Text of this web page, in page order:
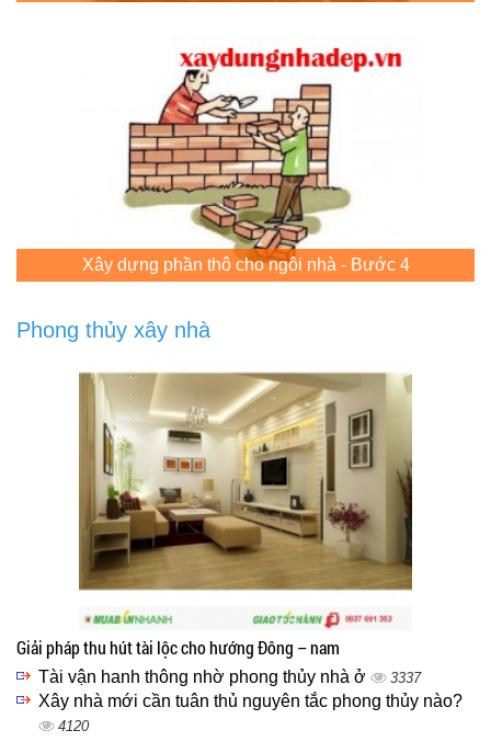
Xây dựng phần thô cho ngôi nhà - Bước 4
Phong thủy xây nhà
Giải pháp thu hút tài lộc cho hướng Đông – nam
Tài vận hanh thông nhờ phong thủy nhà ở 3337
Xây nhà mới cần tuân thủ nguyên tắc phong thủy nào?
4120